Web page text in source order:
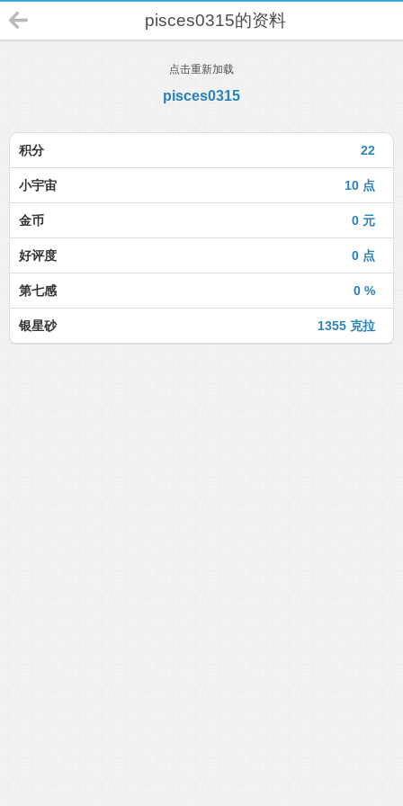
pisces0315的资料
点击重新加载
pisces0315
22
积分
10 点
小宇宙
0 元
金币
0 点
好评度
0 %
第七感
1355 克拉
银星砂